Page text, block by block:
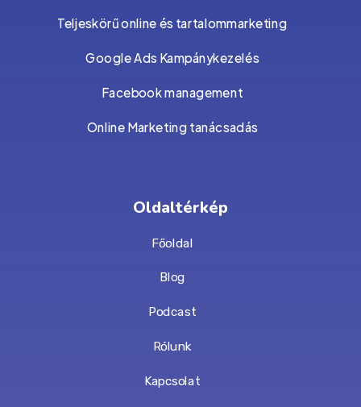
Teljeskörű online és tartalommarketing
Google Ads Kampánykezelés
Facebook management
Online Marketing tanácsadás
Oldaltérkép
Főoldal
Blog
Podcast
Rólunk
Kapcsolat